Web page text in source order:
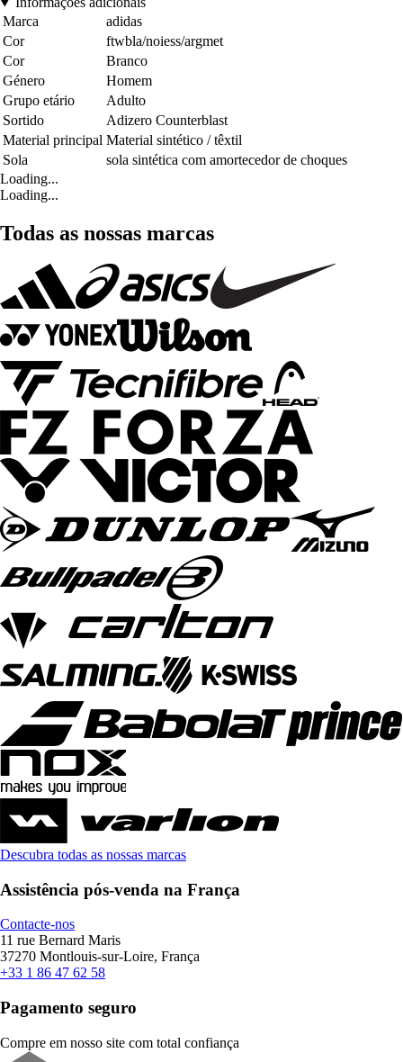
Marca
adidas
Cor
ftwbla/noiess/argmet
Cor
Branco
Género
Homem
Grupo etário
Adulto
Sortido
Adizero Counterblast
Material principal Material sintético / têxtil
Sola
sola sintética com amortecedor de choques
Loading...
Loading...
Todas as nossas marcas
Descubra todas as nossas marcas
Assistência pós-venda na França
Contacte-nos
11 rue Bernard Maris
37270 Montlouis-sur-Loire, França
+33 1 86 47 62 58
Pagamento seguro
Compre em nosso site com total confiança